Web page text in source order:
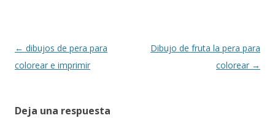
Navegación
de
← dibujos de pera para
colorear e imprimir
Dibujo de fruta la pera para
colorear →
Deja una respuesta